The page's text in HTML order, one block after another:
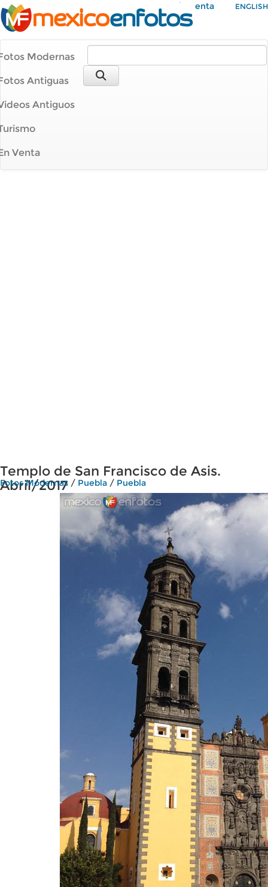
Mi Cuenta ENGLISH
Modernas
Antiguas
Antiguos
Venta
Templo de San Francisco de Asis.
Abril/2017
Fotos Modernas / Puebla / Puebla